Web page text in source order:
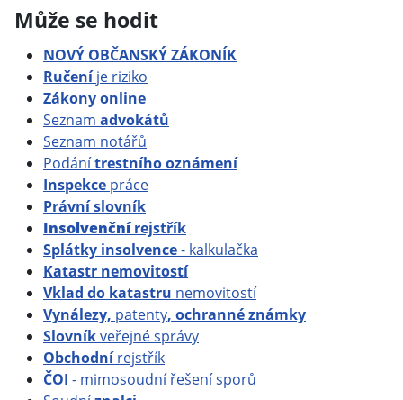
Může se hodit
NOVÝ OBČANSKÝ ZÁKONÍK
Ručeníje riziko
Zákony online
Seznam advokátů
Seznam notářů
Podánítrestního oznámení
Inspekce práce
Právní slovník
Insolvenčnírejstřík
Splátky insolvence- kalkulačka
Katastr nemovitostí
Vklad do katastru nemovitostí
Vynálezy, patenty, ochranné známky
Slovníkveřejné správy
Obchodnírejstřík
ČOI - mimosoudní řešení sporů